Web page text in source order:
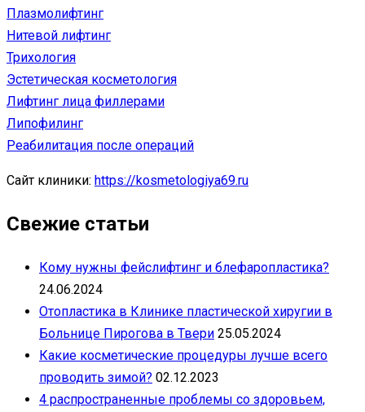
Плазмолифтинг
Нитевой лифтинг
Трихология
Эстетическая косметология
Лифтинг лица филлерами
Липофилинг
Реабилитация после операций
Сайт клиники: https://kosmetologiya69.ru
Свежие статьи
Кому нужны фейслифтинг и блефаропластика?
24.06.2024
Отопластика в Клинике пластической хиругии в
Больнице Пирогова в Твери 25.05.2024
Какие косметические процедуры лучше всего
проводить зимой? 02.12.2023
4 распространенные проблемы со здоровьем,